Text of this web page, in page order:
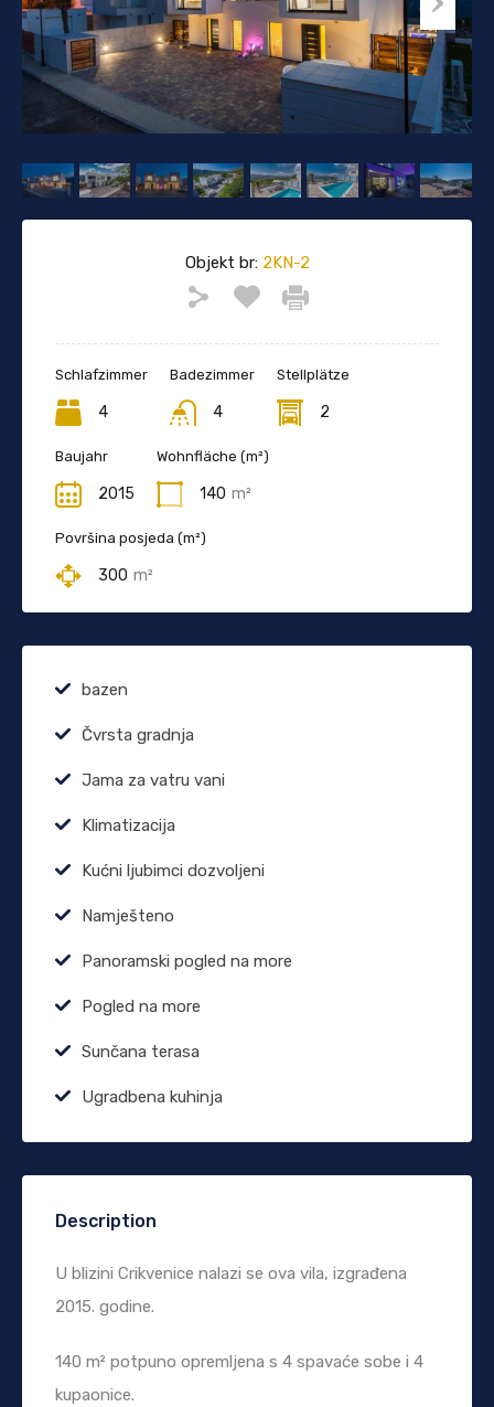
Objekt br:2KN-2
Schlafzimmer
4
Badezimmer
4
Stellplätze
2
Baujahr
2015
Wohnfläche (m²)
140 m²
Površina posjeda (m²)
300 m²
bazen
Čvrsta gradnja
Jama za vatru vani
Klimatizacija
Kućni ljubimci dozvoljeni
Namješteno
Panoramski pogled na more
Pogled na more
Sunčana terasa
Ugradbena kuhinja
Description
U blizini Crikvenice nalazi se ova vila, izgrađena
2015. godine.
140 m² potpuno opremljena s 4 spavaće sobe i 4
kupaonice.